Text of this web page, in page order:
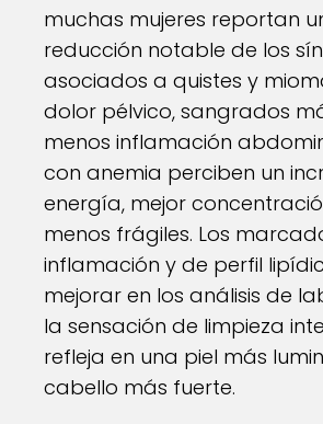
muchas mujeres reportan
reducción notable de los
asociados a quistes y
dolor pélvico, sangrados
menos inflamación
con anemia perciben un
energía, mejor
menos frágiles. Los
inflamación y de perfil
mejorar en los análisis de
la sensación de limpieza
refleja en una piel más
cabello más fuerte.